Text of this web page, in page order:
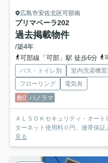
広島市安佐北区可部南
プリマベーラ202
過去掲載物件
/築4年
可部線「可部」駅 徒歩6分
バス・トイレ別 室内洗濯機
フローリング
電気有
敷0 パノラマ
ＡＬＳＯＫセキュリティ・オー
ターネット使用料０円。連帯保
見る